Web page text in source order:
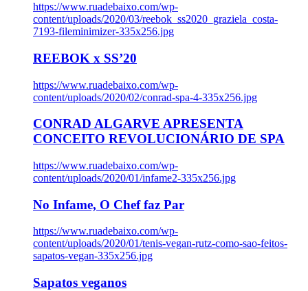
https://www.ruadebaixo.com/wp-
content/uploads/2020/03/reebok_ss2020_graziela_costa-
7193-fileminimizer-335x256.jpg
REEBOK x SS’20
https://www.ruadebaixo.com/wp-
content/uploads/2020/02/conrad-spa-4-335x256.jpg
CONRAD ALGARVE APRESENTA
CONCEITO REVOLUCIONÁRIO DE SPA
https://www.ruadebaixo.com/wp-
content/uploads/2020/01/infame2-335x256.jpg
No Infame, O Chef faz Par
https://www.ruadebaixo.com/wp-
content/uploads/2020/01/tenis-vegan-rutz-como-sao-feitos-
sapatos-vegan-335x256.jpg
Sapatos veganos